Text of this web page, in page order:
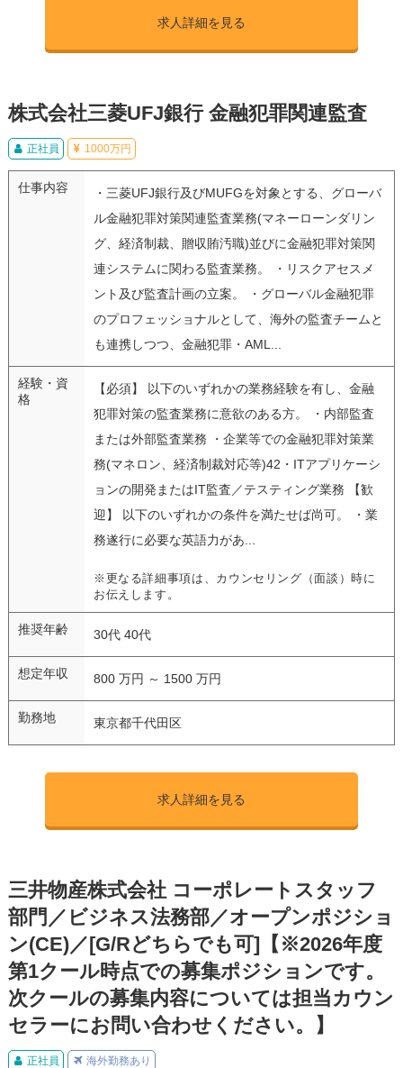
求人詳細を見る
株式会社三菱UFJ銀行 金融犯罪関連監査
正社員 1000万円
仕事内容
・三菱UFJ銀行及びMUFGを対象とする、グローバ
ル金融犯罪対策関連監査業務(マネーローンダリン
グ、経済制裁、贈収賄汚職)並びに金融犯罪対策関
連システムに関わる監査業務。 ・リスクアセスメ
ント及び監査計画の立案。 ・グローバル金融犯罪
のプロフェッショナルとして、海外の監査チームと
も連携しつつ、金融犯罪・AML...
経験・資
格
【必須】 以下のいずれかの業務経験を有し、金融
犯罪対策の監査業務に意欲のある方。 ・内部監査
または外部監査業務 ・企業等での金融犯罪対策業
務(マネロン、経済制裁対応等)42・ITアプリケーシ
ョンの開発またはIT監査／テスティング業務 【歓
迎】 以下のいずれかの条件を満たせば尚可。 ・業
務遂行に必要な英語力があ...
※更なる詳細事項は、カウンセリング（面談）時に
お伝えします。
推奨年齢 30代 40代
想定年収 800 万円 ～ 1500 万円
勤務地 東京都千代田区
求人詳細を見る
三井物産株式会社 コーポレートスタッフ
部門／ビジネス法務部／オープンポジショ
ン(CE)／[G/Rどちらでも可]【※2026年度
第1クール時点での募集ポジションです。
次クールの募集内容については担当カウン
セラーにお問い合わせください。】
正社員 海外勤務あり